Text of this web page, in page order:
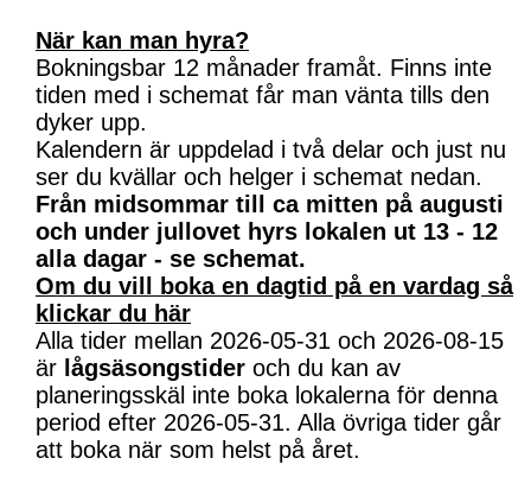
När kan man hyra?
Bokningsbar 12 månader framåt. Finns inte
tiden med i schemat får man vänta tills den
dyker upp.
Kalendern är uppdelad i två delar och just nu
ser du kvällar och helger i schemat nedan.
Från midsommar till ca mitten på augusti
och under jullovet hyrs lokalen ut 13 - 12
alla dagar - se schemat.
Om du vill boka en dagtid på en vardag så
klickar du här
Alla tider mellan 2026-05-31 och 2026-08-15
är lågsäsongstider och du kan av
planeringsskäl inte boka lokalerna för denna
period efter 2026-05-31. Alla övriga tider går
att boka när som helst på året.